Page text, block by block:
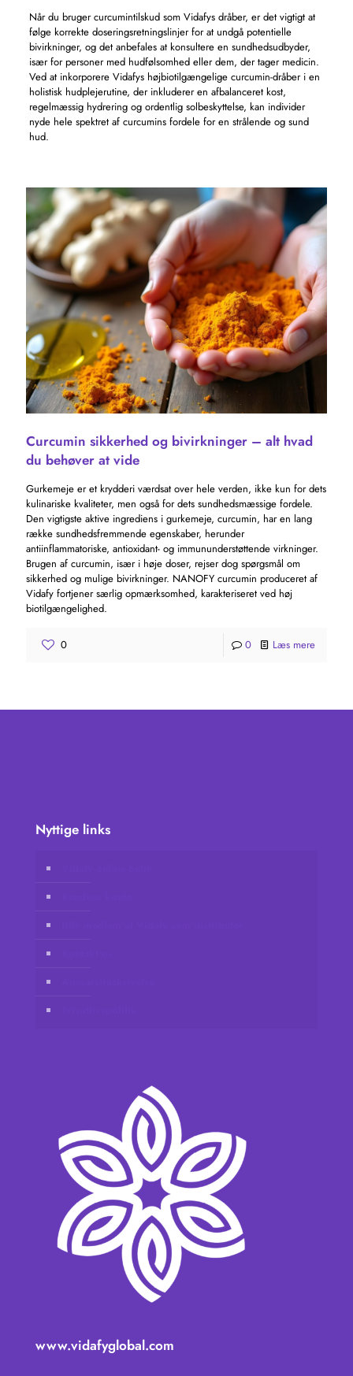
Når du bruger curcumintilskud som Vidafys dråber, er det vigtigt at
følge korrekte doseringsretningslinjer for at undgå potentielle
bivirkninger, og det anbefales at konsultere en sundhedsudbyder,
især for personer med hudfølsomhed eller dem, der tager medicin.
Ved at inkorporere Vidafys højbiotilgængelige curcumin-dråber i en
holistisk hudplejerutine, der inkluderer en afbalanceret kost,
regelmæssig hydrering og ordentlig solbeskyttelse, kan individer
nyde hele spektret af curcumins fordele for en strålende og sund
hud.
Curcumin sikkerhed og bivirkninger – alt hvad
du behøver at vide
Gurkemeje er et krydderi værdsat over hele verden, ikke kun for dets
kulinariske kvaliteter, men også for dets sundhedsmæssige fordele.
Den vigtigste aktive ingrediens i gurkemeje, curcumin, har en lang
række sundhedsfremmende egenskaber, herunder
antiinflammatoriske, antioxidant- og immununderstøttende virkninger.
Brugen af ​​curcumin, især i høje doser, rejser dog spørgsmål om
sikkerhed og mulige bivirkninger. NANOFY curcumin produceret af
Vidafy fortjener særlig opmærksomhed, karakteriseret ved høj
biotilgængelighed.
0 0 Læs mere
Nyttige links
www.vidafyglobal.com